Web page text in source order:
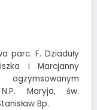
parc. F. Dziaduły
i Marcjanny
Maryja, św.
Bp.